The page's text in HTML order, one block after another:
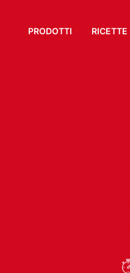
PRODOTTI RICETTE